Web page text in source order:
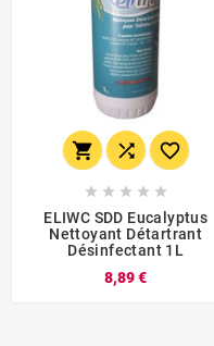
  
    
ELIWC SDD Eucalyptus
Nettoyant Détartrant
Désinfectant 1L
8,89 €